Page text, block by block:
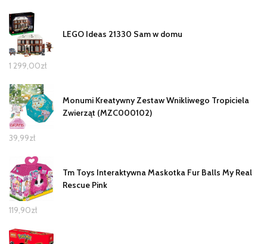
LEGO Ideas 21330 Sam w domu
1 299,00zł
Monumi Kreatywny Zestaw Wnikliwego Tropiciela
Zwierząt (MZC000102)
39,99zł
Tm Toys Interaktywna Maskotka Fur Balls My Real
Rescue Pink
119,90zł